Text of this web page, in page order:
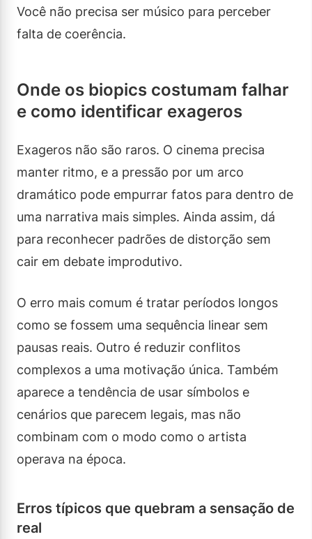
Você não precisa ser músico para perceber
falta de coerência.
Onde os biopics costumam falhar
e como identificar exageros
Exageros não são raros. O cinema precisa
manter ritmo, e a pressão por um arco
dramático pode empurrar fatos para dentro de
uma narrativa mais simples. Ainda assim, dá
para reconhecer padrões de distorção sem
cair em debate improdutivo.
O erro mais comum é tratar períodos longos
como se fossem uma sequência linear sem
pausas reais. Outro é reduzir conflitos
complexos a uma motivação única. Também
aparece a tendência de usar símbolos e
cenários que parecem legais, mas não
combinam com o modo como o artista
operava na época.
Erros típicos que quebram a sensação de
real